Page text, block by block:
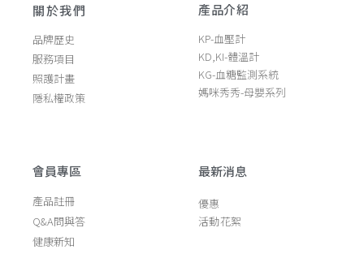
關於我們
品牌歷史
服務項目
照護計畫
隱私權政策
產品介紹
KP-血壓計
KD,KI-體溫計
KG-血糖監測系統
媽咪秀秀-母嬰系列
會員專區
產品註冊
Q&A問與答
健康新知
最新消息
優惠
活動花絮